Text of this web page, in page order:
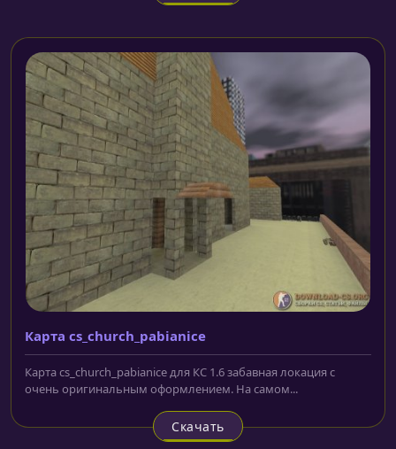
Карта cs_church_pabianice
Карта cs_church_pabianice для КС 1.6 забавная локация с
очень оригинальным оформлением. На самом...
Скачать